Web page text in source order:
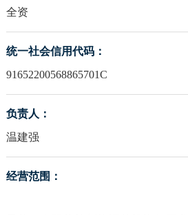
全资
统一社会信用代码：
91652200568865701C
负责人：
温建强
经营范围：